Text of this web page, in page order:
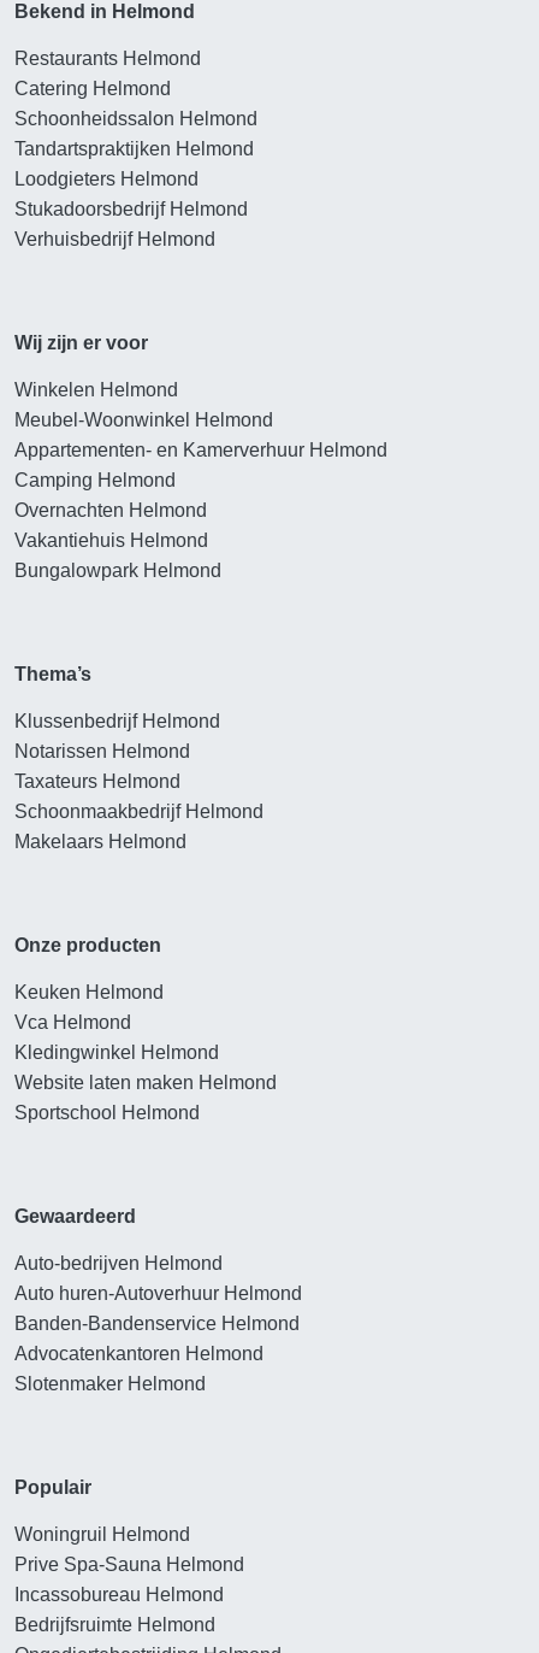
Bekend in Helmond
Restaurants Helmond
Catering Helmond
Schoonheidssalon Helmond
Tandartspraktijken Helmond
Loodgieters Helmond
Stukadoorsbedrijf Helmond
Verhuisbedrijf Helmond
Wij zijn er voor
Winkelen Helmond
Meubel-Woonwinkel Helmond
Appartementen- en Kamerverhuur Helmond
Camping Helmond
Overnachten Helmond
Vakantiehuis Helmond
Bungalowpark Helmond
Thema’s
Klussenbedrijf Helmond
Notarissen Helmond
Taxateurs Helmond
Schoonmaakbedrijf Helmond
Makelaars Helmond
Onze producten
Keuken Helmond
Vca Helmond
Kledingwinkel Helmond
Website laten maken Helmond
Sportschool Helmond
Gewaardeerd
Auto-bedrijven Helmond
Auto huren-Autoverhuur Helmond
Banden-Bandenservice Helmond
Advocatenkantoren Helmond
Slotenmaker Helmond
Populair
Woningruil Helmond
Prive Spa-Sauna Helmond
Incassobureau Helmond
Bedrijfsruimte Helmond